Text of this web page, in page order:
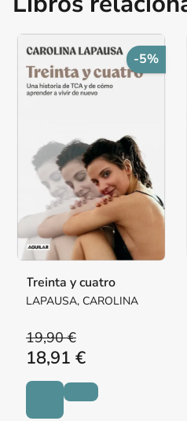
-5%
Treinta y cuatro
LAPAUSA, CAROLINA
19,90 €
18,91 €